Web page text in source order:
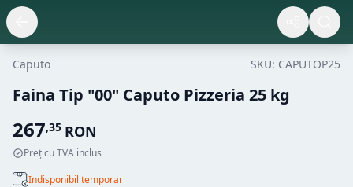
Caputo SKU: CAPUTOP25
Faina Tip "00" Caputo Pizzeria 25 kg
267,35 RON
Preț cu TVA inclus
Indisponibil temporar